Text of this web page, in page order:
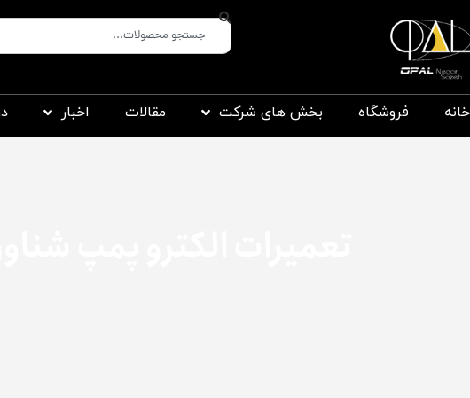
خانه فروشگاه بخش های شرکت مقالات اخبار